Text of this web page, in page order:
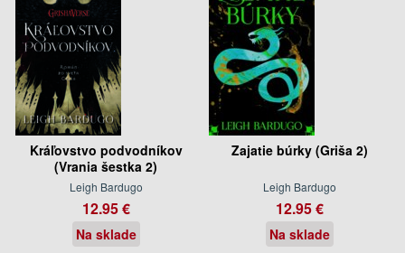
Kráľovstvo podvodníkov
(Vrania šestka 2)
Leigh Bardugo
12.95 €
Na sklade
Zajatie búrky (Griša 2)
Leigh Bardugo
12.95 €
Na sklade